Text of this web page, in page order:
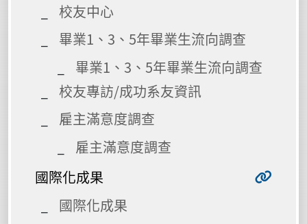
校友中心
畢業1、3、5年畢業生流向調查
畢業1、3、5年畢業生流向調查
校友專訪/成功系友資訊
雇主滿意度調查
雇主滿意度調查
國際化成果
國際化成果